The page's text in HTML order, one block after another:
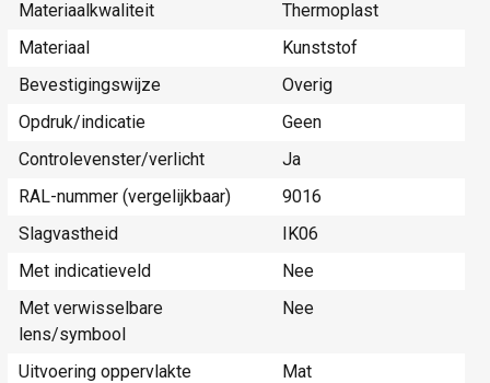
Materiaalkwaliteit
Thermoplast
Materiaal
Kunststof
Bevestigingswijze
Overig
Opdruk/indicatie
Geen
Controlevenster/verlicht
Ja
RAL-nummer (vergelijkbaar)
9016
Slagvastheid
IK06
Met indicatieveld
Nee
Met verwisselbare
lens/symbool
Nee
Uitvoering oppervlakte
Mat